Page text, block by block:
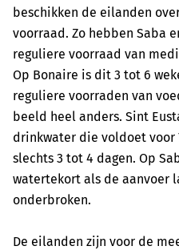
beschikken de eilanden
voorraad. Zo hebben Saba
reguliere voorraad van
Op Bonaire is dit 3 tot 6
reguliere voorraden van
beeld heel anders. Sint
drinkwater die voldoet voor
slechts 3 tot 4 dagen. Op
watertekort als de aanvoer
onderbroken.
De eilanden zijn voor de